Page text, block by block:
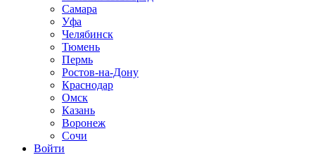
Самара
Уфа
Челябинск
Тюмень
Пермь
Ростов-на-Дону
Краснодар
Омск
Казань
Воронеж
Сочи
Войти